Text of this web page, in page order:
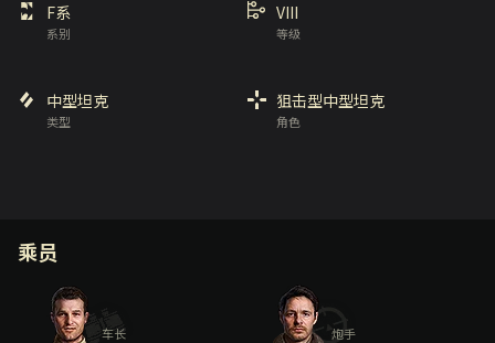
系别
F系
等级
VIII
类型
中型坦克
角色
狙击型中型坦克
乘员
车长 炮手